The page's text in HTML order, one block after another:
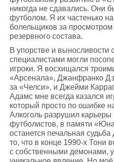
никогда не сдавались. Они
футболом. Я их частенько
болельщиков за
резервного состава.
В упорстве и
специалистами могли
игроки. Я восхищался
«Арсенала», Джанфранко
за «Челси», и Джейми
Адамс мне всегда казался
который просто по ошибке
Алкоголь разрушил карьеры
футболистов, в памяти
останется печальная
то, что в конце 1990-х Тони
с собственными демонами,